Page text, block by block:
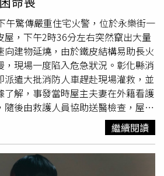
到今天凌晨0時51分才完全撲滅，
，3至5樓幾乎付之一炬，燃燒面積
，6名傷者皆意識清楚，僅輕微吸入
大學附設醫院治療，檢傷均為第四
火原因，仍由火災調查人員鑑定釐
電氣設備有關，但是否為電線走火、
仍須進一步調查。閒置已久的西北大
代表性的地標建築，1966年落成，
以現代主義外觀及特色立面聞名，也
交、宴會的重要場所，已故歌手鄧麗
飯店則由創立「森利戲院」的蕭森玉
年，一直荒廢著，但因保留濃厚時代
午驚傳嚴重住宅火警，位於永樂街一
屋，下午2時36分左右突然竄出大量
建物延燒，由於鐵皮結構易助長火
現場一度陷入危急狀況。彰化縣消
派遣大批消防人車趕赴現場灌救，並
了解，事發當時屋主夫妻在外籍看護
後由救護人員協助送醫檢查，屋內
生。然而，屋主63歲兒子疑似仍受困
人員表示仍有人尚未脫困，消防隊員
器深入火場搜尋。由於現場火勢猛
，消防人員一邊以強力水柱壓制火
繼續閱讀